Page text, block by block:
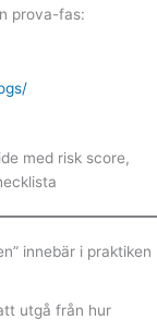
prova-fas:
innebär i praktiken
utgå från hur